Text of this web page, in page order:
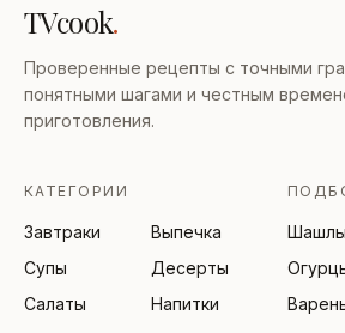
TVcook.
Проверенные рецепты с точными
понятными шагами и честным
приготовления.
КАТЕГОРИИ
Завтраки
Выпечка
Супы
Десерты
Салаты
Напитки